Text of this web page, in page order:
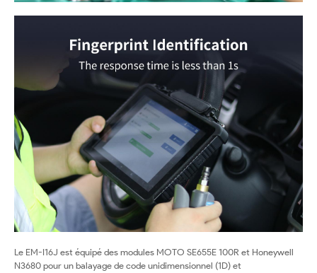
Le EM-I16J est équipé des modules MOTO SE655E 100R et Honeywell
N3680 pour un balayage de code unidimensionnel (1D) et